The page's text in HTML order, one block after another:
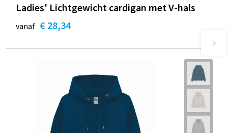
Ladies' Lichtgewicht cardigan met V-hals
vanaf € 28,34